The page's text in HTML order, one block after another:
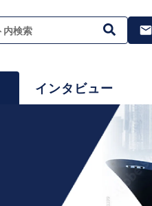
インタビュー